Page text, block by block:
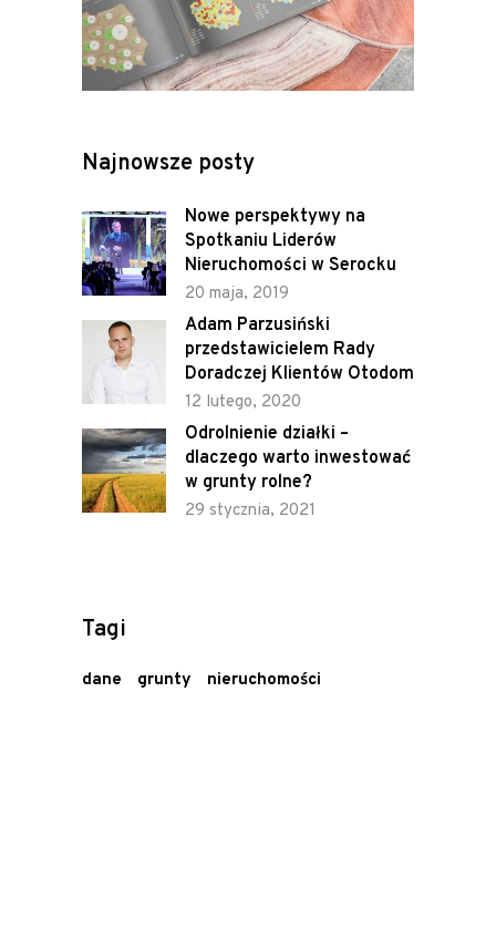
Najnowsze posty
Nowe perspektywy na
Spotkaniu Liderów
Nieruchomości w Serocku
20 maja, 2019
Adam Parzusiński
przedstawicielem Rady
Doradczej Klientów Otodom
12 lutego, 2020
Odrolnienie działki –
dlaczego warto inwestować
w grunty rolne?
29 stycznia, 2021
Tagi
dane grunty nieruchomości